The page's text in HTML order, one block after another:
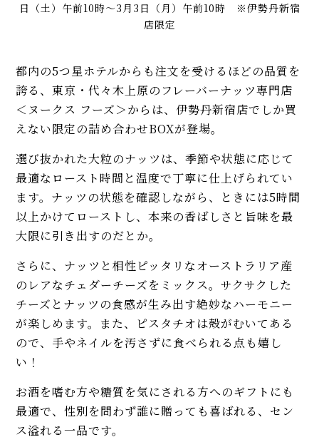
日（土）午前10時～3月3日（月）午前10時 ※伊勢丹新宿
店限定
都内の5つ星ホテルからも注文を受けるほどの品質を
誇る、東京・代々木上原のフレーバーナッツ専門店
＜ヌークス フーズ＞からは、伊勢丹新宿店でしか買
えない限定の詰め合わせBOXが登場。
選び抜かれた大粒のナッツは、季節や状態に応じて
最適なロースト時間と温度で丁寧に仕上げられてい
ます。ナッツの状態を確認しながら、ときには5時間
以上かけてローストし、本来の香ばしさと旨味を最
大限に引き出すのだとか。
さらに、ナッツと相性ピッタリなオーストラリア産
のレアなチェダーチーズをミックス。サクサクした
チーズとナッツの食感が生み出す絶妙なハーモニー
が楽しめます。また、ピスタチオは殻がむいてある
ので、手やネイルを汚さずに食べられる点も嬉し
い！
お酒を嗜む方や糖質を気にされる方へのギフトにも
最適で、性別を問わず誰に贈っても喜ばれる、セン
ス溢れる一品です。